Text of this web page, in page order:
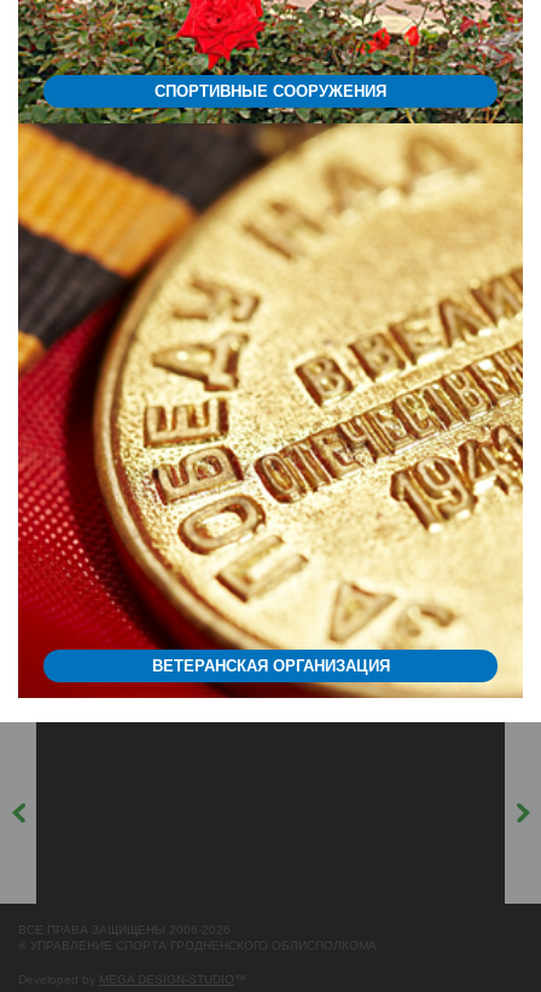
СПОРТИВНЫЕ СООРУЖЕНИЯ
ВЕТЕРАНСКАЯ ОРГАНИЗАЦИЯ
ВСЕ ПРАВА ЗАЩИЩЕНЫ 2006-2026
© УПРАВЛЕНИЕ СПОРТА ГРОДНЕНСКОГО ОБЛИСПОЛКОМА
Developed by MEGA DESIGN-STUDIO ™